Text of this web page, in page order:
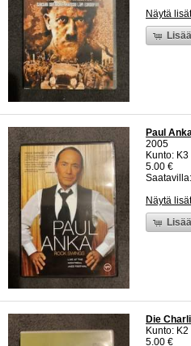
Näytä
Paul
2005
Kunto:
5.00 €
Näytä
Die
Kunto:
5.00 €